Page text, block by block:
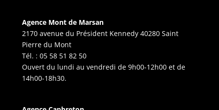
Agence Mont de Marsan
2170 avenue du Président Kennedy 40280 Saint
Pierre du Mont
Tél. : 05 58 51 82 50
Ouvert du lundi au vendredi de 9h00-12h00 et de
14h00-18h30.